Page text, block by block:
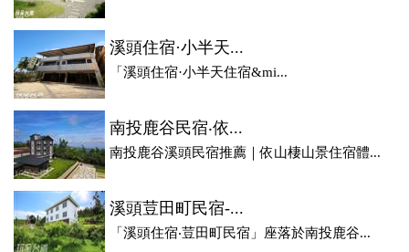
溪頭住宿·小半天...
「溪頭住宿·小半天住宿&mi...
南投鹿谷民宿‧依...
南投鹿谷溪頭民宿推薦｜依山棲山景住宿體...
溪頭荳田町民宿-...
「溪頭住宿‧荳田町民宿」座落於南投鹿谷...